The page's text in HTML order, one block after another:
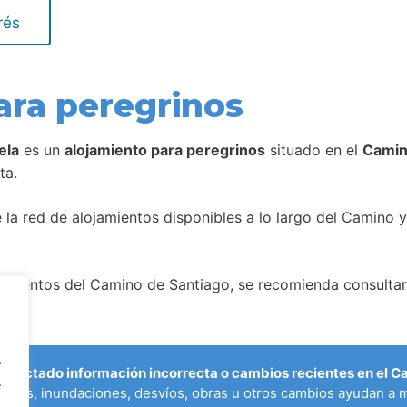
peregrinos
es un alojamiento para peregrinos situado en el
red de alojamientos disponibles a lo largo del Camino
del Camino de Santiago, se recomienda
información incorrecta o cambios recientes en el
inundaciones, desvíos, obras u otros cambios ayudan a